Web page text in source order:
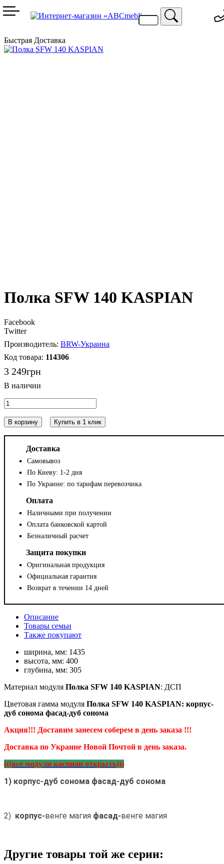
Быстрая Доставка
Полка SFW 140 KASPIAN
Facebook
Twitter
BRW-Украина
114306
3 249грн
В корзину Купить в 1 клик
Доставка
Самовывоз
По Киеву: 1-2 дня
По Украине: по тарифам перевозчика
Оплата
Наличными при получении
Оплата банковской картой
Безналичный расчет
Защита покупки
Оригинальная продукция
Официальная гарантия
Возврат в течении 14 дней
Описание
Товары семьи
Также покупают
ширина, мм: 1435
высота, мм: 400
глубина, мм: 305
Материал модуля Полка SFW 140 KASPIAN: ДСП
Цветовая гамма модуля Полка SFW 140 KASPIAN: корпус-
дуб сонома фасад-дуб сонома
Акция!!! Доставим занесем соберем в день заказа !!!
Доставка по Украине Новой Почтой в день заказа.
(((все модули каспиан открыть)))
1) корпус-дуб сонома фасад-дуб сонома
2) корпус-венге магия фасад-венге магия
Другие товары той же серии: